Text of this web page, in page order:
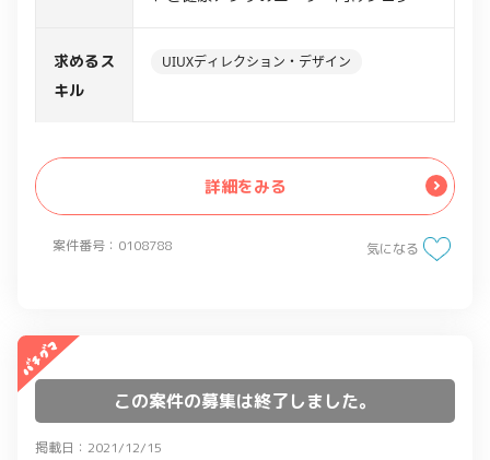
案件番号：0108788
・販促物の作成（チラシ・ポスター・バ
関連デザイン
求めるス
キル
UIUXディレクション・デザイン
詳細をみる
気になる
この案件の募集は終了しました。
掲載日：2021/12/15